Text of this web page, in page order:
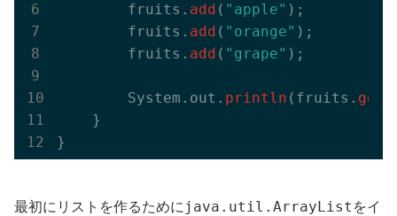
        fruits.
add ( "apple" );
        fruits.
add ( "orange" );
        fruits.
add ( "grape" );
        System.out.
println (fruits. get
    }
最初にリストを作るために java.util.ArrayList をイ